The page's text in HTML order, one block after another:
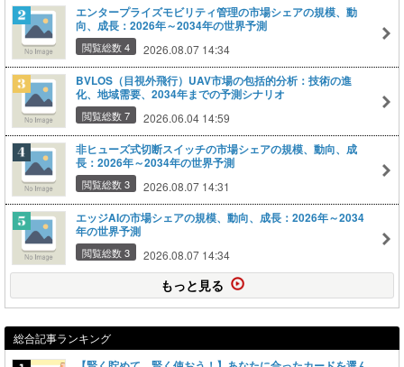
エンタープライズモビリティ管理の市場シェアの規模、動
向、成長：2026年～2034年の世界予測
閲覧総数 4 2026.08.07 14:34
BVLOS（目視外飛行）UAV市場の包括的分析：技術の進
化、地域需要、2034年までの予測シナリオ
閲覧総数 7 2026.06.04 14:59
非ヒューズ式切断スイッチの市場シェアの規模、動向、成
長：2026年～2034年の世界予測
閲覧総数 3 2026.08.07 14:31
エッジAIの市場シェアの規模、動向、成長：2026年～2034
年の世界予測
閲覧総数 3 2026.08.07 14:34
もっと見る
総合記事ランキング